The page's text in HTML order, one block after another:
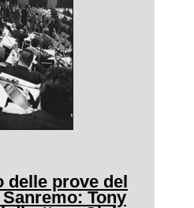
delle prove del
Tony